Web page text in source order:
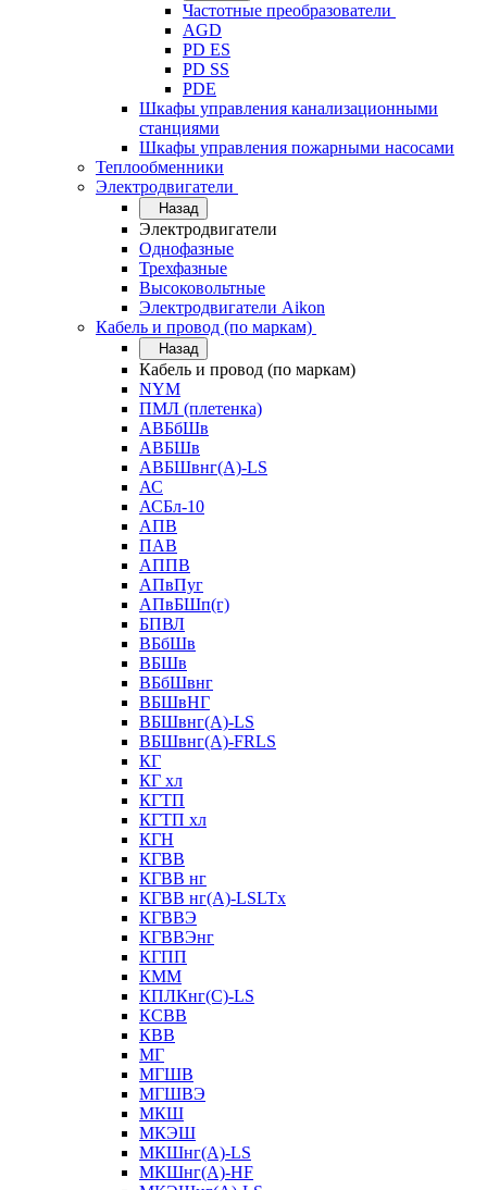
Частотные преобразователи
AGD
PD ES
PD SS
PDE
Шкафы управления канализационными
станциями
Шкафы управления пожарными насосами
Теплообменники
Электродвигатели
Назад
Электродвигатели
Однофазные
Трехфазные
Высоковольтные
Электродвигатели Aikon
Кабель и провод (по маркам)
Назад
Кабель и провод (по маркам)
NYM
ПМЛ (плетенка)
АВБбШв
АВБШв
АВБШвнг(А)-LS
АС
АСБл-10
АПВ
ПАВ
АППВ
АПвПуг
АПвБШп(г)
БПВЛ
ВБбШв
ВБШв
ВБбШвнг
ВБШвНГ
ВБШвнг(А)-LS
ВБШвнг(А)-FRLS
КГ
КГ хл
КГТП
КГТП хл
КГН
КГВВ
КГВВ нг
КГВВ нг(А)-LSLTx
КГВВЭ
КГВВЭнг
КГПП
КММ
КПЛКнг(C)-LS
КСВВ
КВВ
МГ
МГШВ
МГШВЭ
МКШ
МКЭШ
МКШнг(А)-LS
МКШнг(А)-HF